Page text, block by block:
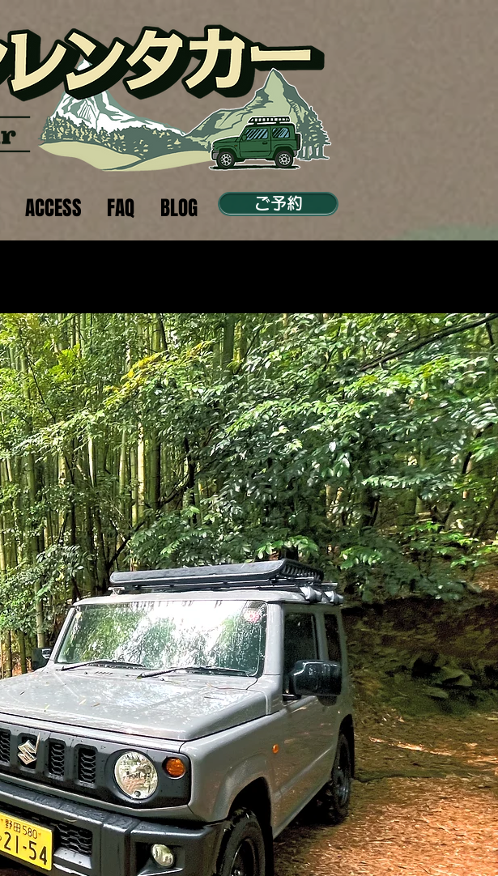
ACCESS FAQ BLOG ご予約